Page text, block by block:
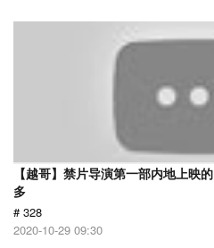
【越哥】禁片导演第一部内地上映
多
# 328
2020-10-29 09:30